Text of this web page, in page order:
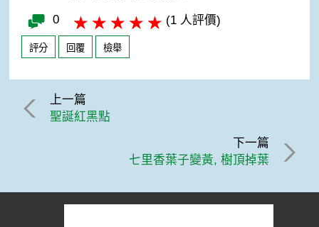
0 (1 人評價)
評分 回覆 檢舉
上一篇
聖誕紅黑點
下一篇
七里香葉子變黃, 樹頂掉葉